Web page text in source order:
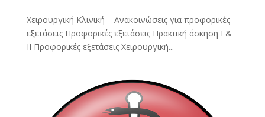
Χειρουργική Κλινική – Ανακοινώσεις για προφορικές
εξετάσεις Προφορικές εξετάσεις Πρακτική άσκηση Ι &
ΙΙ Προφορικές εξετάσεις Χειρουργική...